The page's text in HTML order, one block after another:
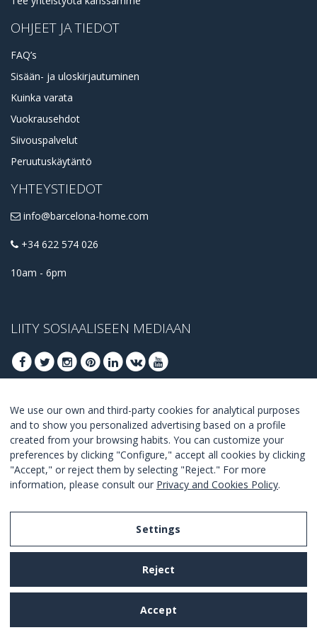
OHJEET JA TIEDOT
FAQ’s
Sisään- ja uloskirjautuminen
Kuinka varata
Vuokrausehdot
Siivouspalvelut
Peruutuskäytäntö
YHTEYSTIEDOT
info@barcelona-home.com
+34 622 574 026
10am - 6pm
LIITY SOSIAALISEEN MEDIAAN
LIITY SAADAKSESI PARHAAT TARJOUKSET
LIITY
I Agree with the terms and conditions
We use our own and third-party cookies for analytical purposes
and to show you personalized advertising based on a profile
created from your browsing habits. You can customize your
preferences by clicking "Configure," accept all cookies by clicking
"Accept," or reject them by selecting "Reject." For more
information, please consult our Privacy and Cookies Policy.
Settings
Reject
Accept
Legal Notice
Privacy and Cookies Policy
Terms and Conditions of Use
Settings